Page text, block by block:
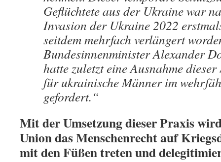
Geflüchtete aus der Ukraine war
Invasion der Ukraine 2022
seitdem mehrfach verlängert
Bundesinnenminister Alexander
hatte zuletzt eine Ausnahme dieser
für ukrainische Männer im
gefordert.“
Mit der Umsetzung dieser Praxis
Union das Menschenrecht auf
mit den Füßen treten und